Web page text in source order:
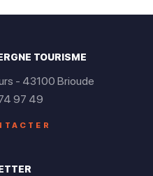
TOURISME
- 43100 Brioude
97 49